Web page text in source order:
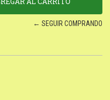
← SEGUIR COMPRANDO